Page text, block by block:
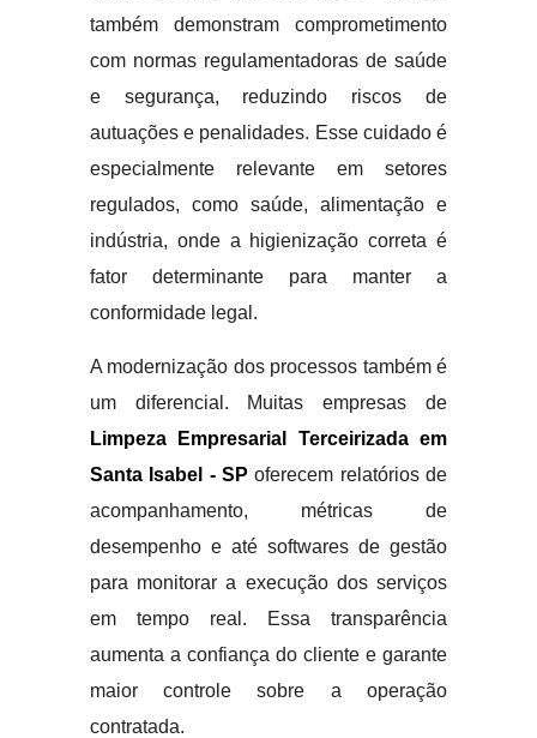
também demonstram comprometimento
com normas regulamentadoras de saúde
e segurança, reduzindo riscos de
autuações e penalidades. Esse cuidado é
especialmente relevante em setores
regulados, como saúde, alimentação e
indústria, onde a higienização correta é
fator determinante para manter a
conformidade legal.
A modernização dos processos também é
um diferencial. Muitas empresas de
Limpeza Empresarial Terceirizada em
Santa Isabel - SP oferecem relatórios de
acompanhamento, métricas de
desempenho e até softwares de gestão
para monitorar a execução dos serviços
em tempo real. Essa transparência
aumenta a confiança do cliente e garante
maior controle sobre a operação
contratada.